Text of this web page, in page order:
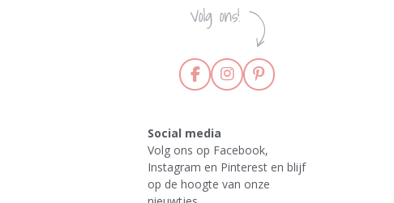
F
a
b
o
o
k
I
n
g
r
a
P
i
r
e
s
Social media
Volg ons op Facebook,
Instagram en Pinterest en blijf
op de hoogte van onze